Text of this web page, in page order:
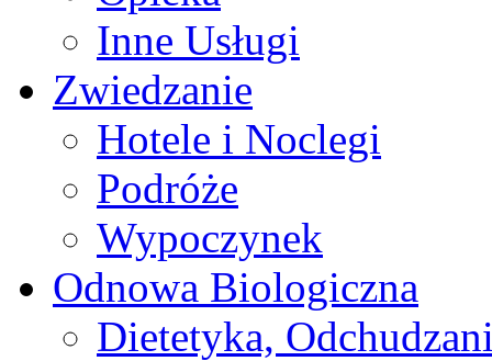
Inne Usługi
Zwiedzanie
Hotele i Noclegi
Podróże
Wypoczynek
Odnowa Biologiczna
Dietetyka,